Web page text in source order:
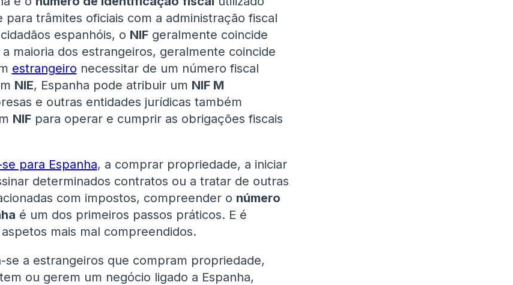
para trâmites oficiais com a administração fiscal
espanhóis, o NIFgeralmente coincide
a maioria dos estrangeiros, geralmente coincide
estrangeiro necessitar de um número fiscal
NIE, Espanha pode atribuir um NIF M
e outras entidades jurídicas também
NIFpara operar e cumprir as obrigações fiscais
para Espanha, a comprar propriedade, a iniciar
determinados contratos ou a tratar de outras
com impostos, compreender o número
é um dos primeiros passos práticos. E é
mais mal compreendidos.
se a estrangeiros que compram propriedade,
ou gerem um negócio ligado a Espanha,